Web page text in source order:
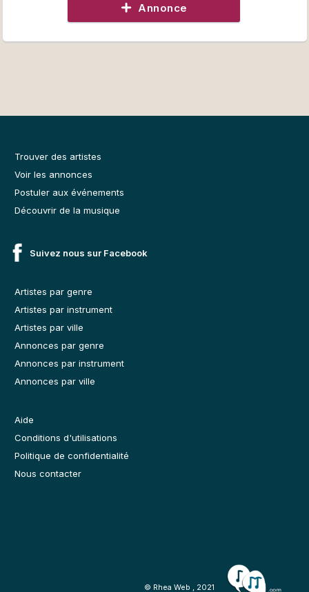
Annonce
Trouver des artistes
Voir les annonces
Postuler aux événements
Découvrir de la musique
Suivez nous sur Facebook
Artistes par genre
Artistes par instrument
Artistes par ville
Annonces par genre
Annonces par instrument
Annonces par ville
Aide
Conditions d'utilisations
Politique de confidentialité
Nous contacter
© Rhea Web , 2021